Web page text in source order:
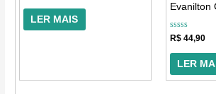
de
LER MAIS
Evanilton
Avaliação
de
R$ 44,90
LER